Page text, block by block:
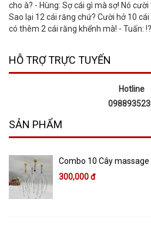
cho à? - Hùng: Sợ cái gì mà sợ! Nó
Sao lại 12 cái răng chứ? Cười hở 10
có thêm 2 cái răng khểnh mà! - Tuấn:
HỖ TRỢ TRỰC TUYẾN
Hotline
SẢN PHẨM
Combo 10 Cây
300,000 đ